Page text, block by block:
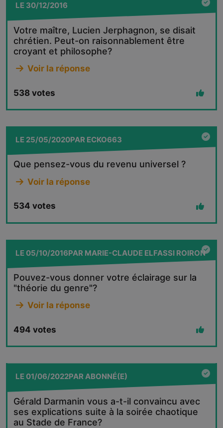
LE 30/12/2016
Votre maître, Lucien Jerphagnon, se disait
chrétien. Peut-on raisonnablement être
croyant et philosophe?
Voir la réponse
538 votes
LE 25/05/2020PAR ECKO663
Que pensez-vous du revenu universel ?
Voir la réponse
534 votes
LE05/10/2016PAR MARIE-CLAUDE ELFASSI ROIRON
Pouvez-vous donner votre éclairage sur la
"théorie du genre"?
Voir la réponse
494 votes
LE01/06/2022PARABONNÉ(E)
Gérald Darmanin vous a-t-il convaincu avec
ses explications suite à la soirée chaotique
au Stade de France?